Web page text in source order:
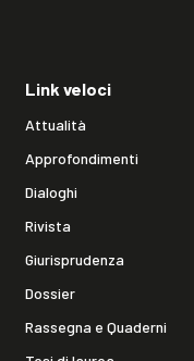
Link veloci
Attualità
Approfondimenti
Dialoghi
Rivista
Giurisprudenza
Dossier
Rassegna e Quaderni